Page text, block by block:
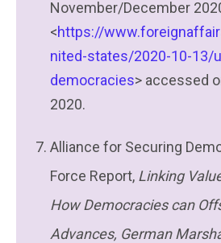
November/December
<https://
nited-states/2020-10-13/
democracies> accessed
2020.
Alliance for Securing
Force Report, Linking
How Democracies can
Advances, German